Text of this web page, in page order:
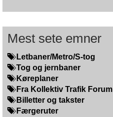
Mest sete emner
Letbaner/Metro/S-tog
Tog og jernbaner
Køreplaner
Fra Kollektiv Trafik Forum
Billetter og takster
Færgeruter